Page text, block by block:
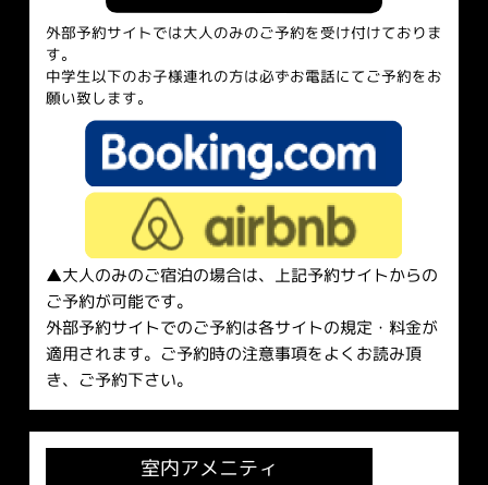
外部予約サイトでは大人のみのご予約を受け付けておりま
す。
中学生以下のお子様連れの方は必ずお電話にてご予約をお
願い致します。
▲大人のみのご宿泊の場合は、上記予約サイトからの
ご予約が可能です。
外部予約サイトでのご予約は各サイトの規定・料金が
適用されます。ご予約時の注意事項をよくお読み頂
き、ご予約下さい。
室内アメニティ